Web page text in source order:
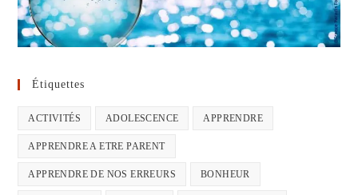
Étiquettes
ACTIVITÉS ADOLESCENCE APPRENDRE
APPRENDRE A ETRE PARENT
APPRENDRE DE NOS ERREURS BONHEUR